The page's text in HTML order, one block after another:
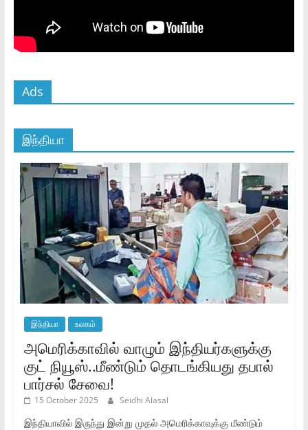
Ads
இந்தியா
இந்தியா உலகம்
அமெரிக்காவில் வாழும் இந்தியர்களுக்கு
குட் நியூஸ்..மீண்டும் தொடங்கியது தபால்
பார்சல் சேவை!
15 October 2025 Seidhi Alasal
இந்தியாவில் இருந்து இன்று முதல் அமெரிக்காவுக்கு மீண்டும்